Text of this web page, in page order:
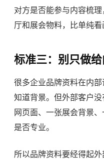
对方是否能参与内容梳
厅和展会物料，比单纯看
标准三：别只做
很多企业品牌资料在内
知道背景。但外部客户
网页面、一张展会背景
是否专业。
所以品牌资料要经得起外